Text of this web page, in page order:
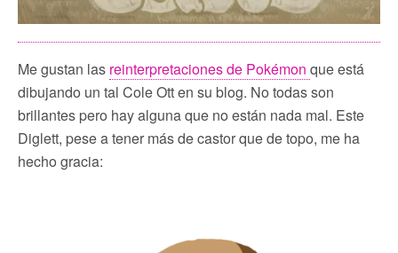
Me gustan las reinterpretaciones de Pokémon que está
dibujando un tal Cole Ott en su blog. No todas son
brillantes pero hay alguna que no están nada mal. Este
Diglett, pese a tener más de castor que de topo, me ha
hecho gracia: